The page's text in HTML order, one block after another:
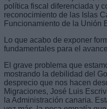
política fiscal diferenciada y
reconocimiento de las Islas
Funcionamiento de la Unión
Lo que acabo de exponer
fundamentales para el
El grave problema que
mostrando la debilidad del
desprecio que nos hacen
Migraciones, José Luis
la Administración canaria.